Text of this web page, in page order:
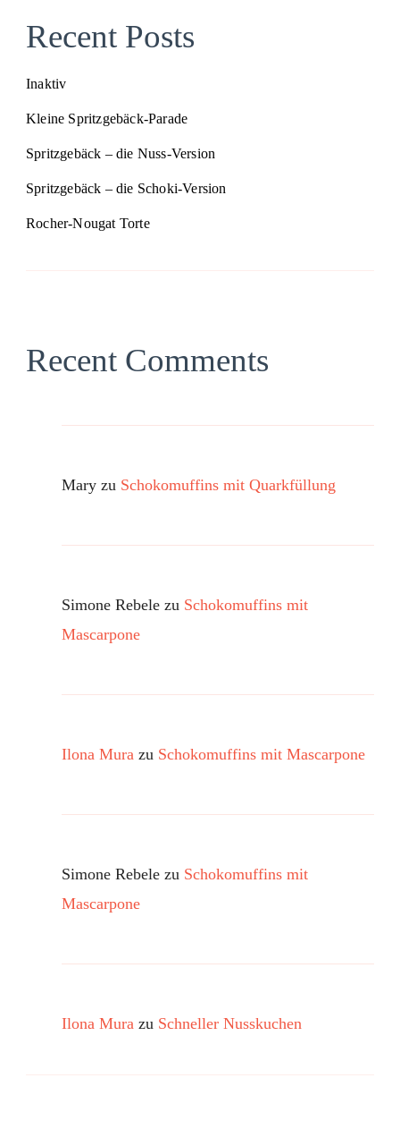
Recent Posts
Inaktiv
Kleine Spritzgebäck-Parade
Spritzgebäck – die Nuss-Version
Spritzgebäck – die Schoki-Version
Rocher-Nougat Torte
Recent Comments
Mary zu Schokomuffins mit Quarkfüllung
Simone Rebele zu Schokomuffins mit
Mascarpone
Ilona Mura zu Schokomuffins mit Mascarpone
Simone Rebele zu Schokomuffins mit
Mascarpone
Ilona Mura zu Schneller Nusskuchen